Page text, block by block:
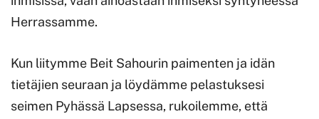
Herrassamme.
Kun liitymme Beit Sahourin paimenten ja idän
tietäjien seuraan ja löydämme pelastuksesi
seimen Pyhässä Lapsessa, rukoilemme, että